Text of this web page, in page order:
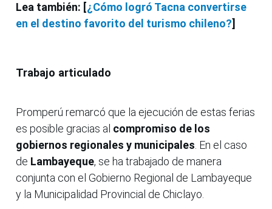
Lea también: [¿Cómo logró Tacna convertirse
en el destino favorito del turismo chileno?]
Trabajo articulado
Promperú remarcó que la ejecución de estas ferias
es posible gracias al compromiso de los
gobiernos regionales y municipales. En el caso
de Lambayeque, se ha trabajado de manera
conjunta con el Gobierno Regional de Lambayeque
y la Municipalidad Provincial de Chiclayo.